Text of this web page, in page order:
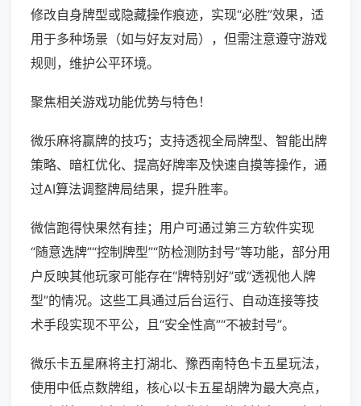
修改自身牌型或隐藏操作痕迹，实现“必胜”效果，适
用于多种场景（如与好友对局），但需注意遵守游戏
规则，维护公平环境。
聚焦相关游戏功能优势与特色！
微乐麻将赢牌的技巧；支持透视全局牌型、智能出牌
策略、暗杠优化、提高好牌率及快速自摸等操作，通
过AI算法调整牌局结果，提升胜率。
微信跑得快果然有挂；用户可通过第三方软件实现
“随意选牌”“控制牌型”“防检测防封号”等功能，部分用
户反映其他玩家可能存在“牌特别好”或“透视他人牌
型”的情况。这些工具通过后台运行、自动连接等技
术手段实现不平公，且“安全性高”“不被封号”。
微乐卡五星麻将主打湖北、豫西南特色卡五星玩法，
使用中低点数牌组，核心以卡五星胡牌为最大亮点，